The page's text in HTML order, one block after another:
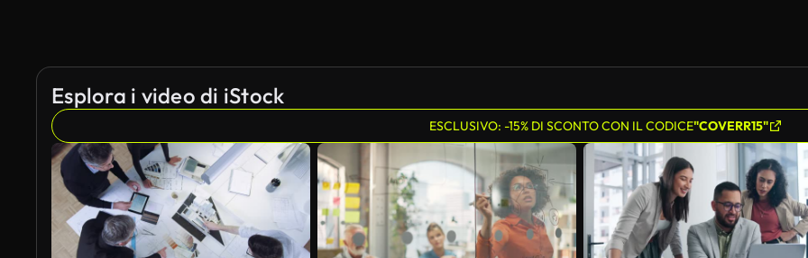
Esplora i video di iStock
ESCLUSIVO: -15% DI SCONTO CON IL CODICE"COVERR15"